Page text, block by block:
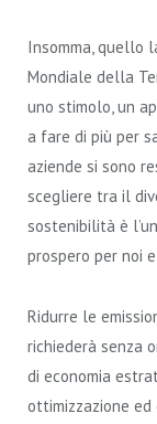
Insomma, quello
Mondiale della
uno stimolo, un
a fare di più per
aziende si sono
scegliere tra il
sostenibilità è
prospero per noi
Ridurre le
richiederà senza
di economia
ottimizzazione